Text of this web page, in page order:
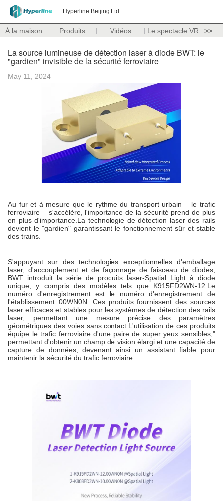
Hyperline Beijing Ltd.
À la maison Produits Vidéos Le spectacle VR >>
La source lumineuse de détection laser à diode BWT: le
"gardien" invisible de la sécurité ferroviaire
May 11, 2024
Au fur et à mesure que le rythme du transport urbain ‒ le trafic
ferroviaire ‒ s'accélère, l'importance de la sécurité prend de plus
en plus d'importance.La technologie de détection laser des rails
devient le "gardien" garantissant le fonctionnement sûr et stable
des trains.
S'appuyant sur des technologies exceptionnelles d'emballage
laser, d'accouplement et de façonnage de faisceau de diodes,
BWT introduit la série de produits laser-Spatial Light à diode
unique, y compris des modèles tels que K915FD2WN-12.Le
numéro d'enregistrement est le numéro d'enregistrement de
l'établissement..00WN0N. Ces produits fournissent des sources
laser efficaces et stables pour les systèmes de détection des rails
laser, permettant une mesure précise des paramètres
géométriques des voies sans contact.L'utilisation de ces produits
équipe le trafic ferroviaire d'une paire de super yeux sensibles,"
permettant d'obtenir un champ de vision élargi et une capacité de
capture de données, devenant ainsi un assistant fiable pour
maintenir la sécurité du trafic ferroviaire.